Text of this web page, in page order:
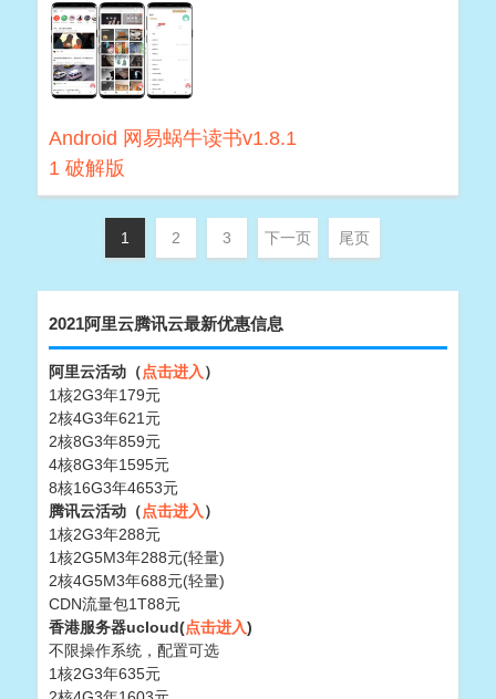
Android 网易蜗牛读书v1.8.1
1 破解版
1 2 3 下一页 尾页
2021阿里云腾讯云最新优惠信息
阿里云活动（点击进入 ）
1核2G3年179元
2核4G3年621元
2核8G3年859元
4核8G3年1595元
8核16G3年4653元
腾讯云活动（点击进入 ）
1核2G3年288元
1核2G5M3年288元(轻量)
2核4G5M3年688元(轻量)
CDN流量包1T88元
香港服务器ucloud(点击进入)
不限操作系统，配置可选
1核2G3年635元